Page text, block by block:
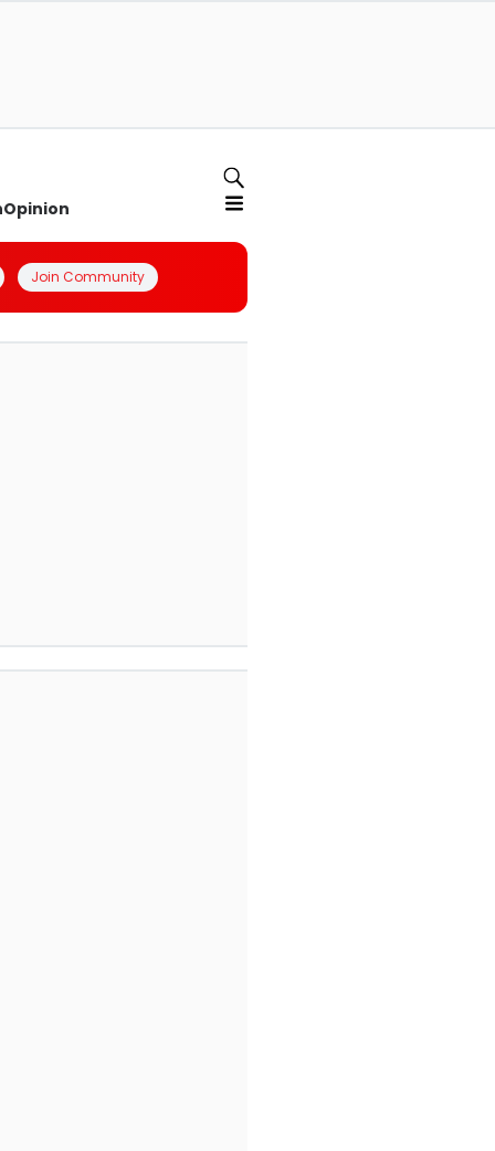
Opinion
Join Community